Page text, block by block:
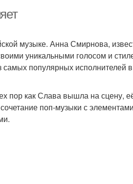
музыке. Анна Смирнова,
уникальными голосом и
популярных исполнителей
пор как Слава вышла на сцену,
поп-музыки с